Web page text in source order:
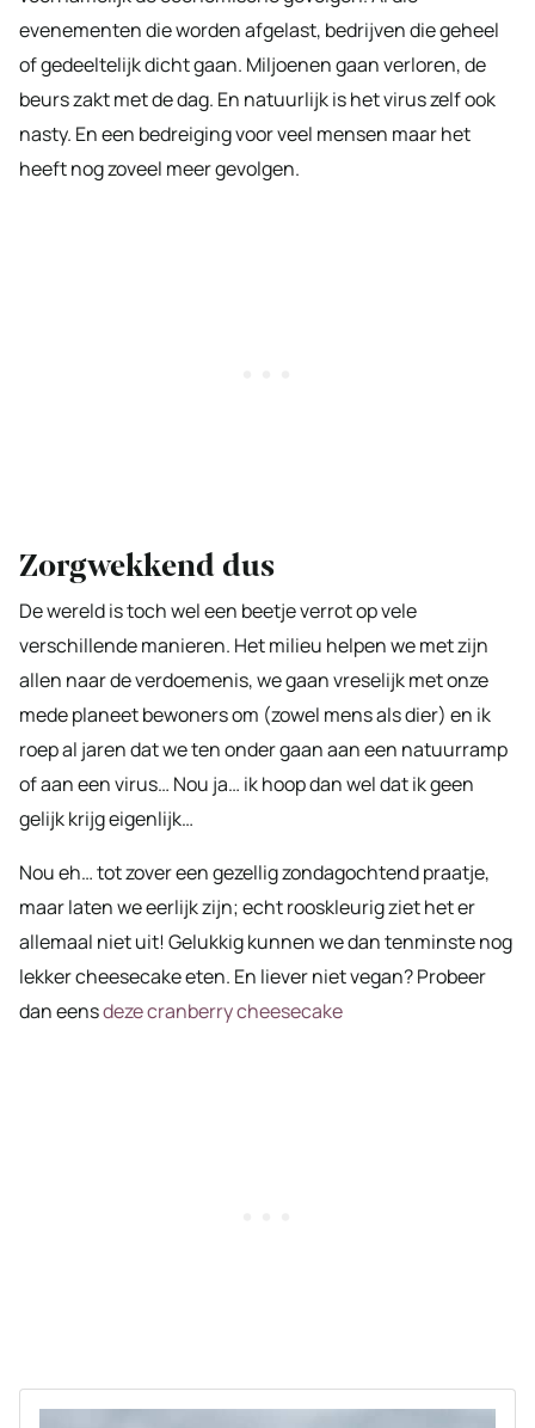
evenementen die worden afgelast, bedrijven die geheel
of gedeeltelijk dicht gaan. Miljoenen gaan verloren, de
beurs zakt met de dag. En natuurlijk is het virus zelf ook
nasty. En een bedreiging voor veel mensen maar het
heeft nog zoveel meer gevolgen.
Zorgwekkend dus
De wereld is toch wel een beetje verrot op vele
verschillende manieren. Het milieu helpen we met zijn
allen naar de verdoemenis, we gaan vreselijk met onze
mede planeet bewoners om (zowel mens als dier) en ik
roep al jaren dat we ten onder gaan aan een natuurramp
of aan een virus… Nou ja… ik hoop dan wel dat ik geen
gelijk krijg eigenlijk…
Nou eh… tot zover een gezellig zondagochtend praatje,
maar laten we eerlijk zijn; echt rooskleurig ziet het er
allemaal niet uit! Gelukkig kunnen we dan tenminste nog
lekker cheesecake eten. En liever niet vegan? Probeer
dan eensdeze cranberry cheesecake